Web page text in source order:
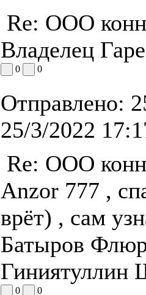
Re: ООО
Владелец
0 0
Отправлено:
25/3/2022
Re: ООО
Anzor 777 ,
врёт) , сам
Батыров
Гиниятуллин
0 0